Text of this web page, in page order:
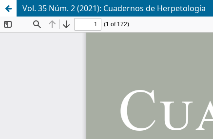
Vol. 35 Núm. 2 (2021): Cuadernos de Herpetología